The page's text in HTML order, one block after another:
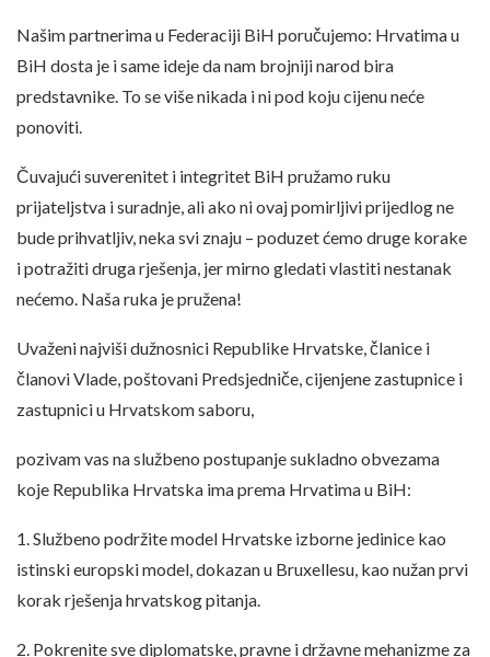
Našim partnerima u Federaciji BiH poručujemo: Hrvatima u
BiH dosta je i same ideje da nam brojniji narod bira
predstavnike. To se više nikada i ni pod koju cijenu neće
ponoviti.
Čuvajući suverenitet i integritet BiH pružamo ruku
prijateljstva i suradnje, ali ako ni ovaj pomirljivi prijedlog ne
bude prihvatljiv, neka svi znaju – poduzet ćemo druge korake
i potražiti druga rješenja, jer mirno gledati vlastiti nestanak
nećemo. Naša ruka je pružena!
Uvaženi najviši dužnosnici Republike Hrvatske, članice i
članovi Vlade, poštovani Predsjedniče, cijenjene zastupnice i
zastupnici u Hrvatskom saboru,
pozivam vas na službeno postupanje sukladno obvezama
koje Republika Hrvatska ima prema Hrvatima u BiH:
1. Službeno podržite model Hrvatske izborne jedinice kao
istinski europski model, dokazan u Bruxellesu, kao nužan prvi
korak rješenja hrvatskog pitanja.
2. Pokrenite sve diplomatske, pravne i državne mehanizme za